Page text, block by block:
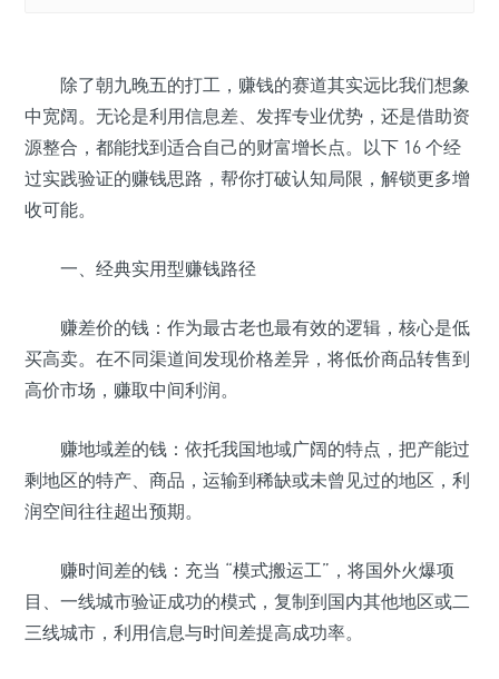
除了朝九晚五的打工，赚钱的赛道其实远比我们想象
中宽阔。无论是利用信息差、发挥专业优势，还是借助资
源整合，都能找到适合自己的财富增长点。以下 16 个经
过实践验证的赚钱思路，帮你打破认知局限，解锁更多增
收可能。
一、经典实用型赚钱路径
赚差价的钱：作为最古老也最有效的逻辑，核心是低
买高卖。在不同渠道间发现价格差异，将低价商品转售到
高价市场，赚取中间利润。
赚地域差的钱：依托我国地域广阔的特点，把产能过
剩地区的特产、商品，运输到稀缺或未曾见过的地区，利
润空间往往超出预期。
赚时间差的钱：充当 “模式搬运工”，将国外火爆项
目、一线城市验证成功的模式，复制到国内其他地区或二
三线城市，利用信息与时间差提高成功率。